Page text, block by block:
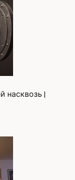
насквозь |